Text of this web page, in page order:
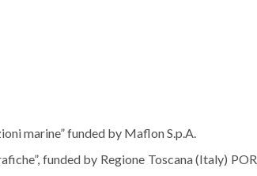
marine” funded by Maflon S.p.A.
funded by Regione Toscana (Italy) POR